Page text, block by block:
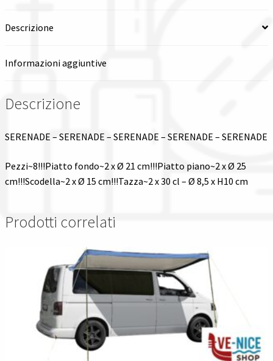
Descrizione
Informazioni aggiuntive
Descrizione
SERENADE – SERENADE – SERENADE – SERENADE – SERENADE
Pezzi~8!!!Piatto fondo~2 x Ø 21 cm!!!Piatto piano~2 x Ø 25
cm!!!Scodella~2 x Ø 15 cm!!!Tazza~2 x 30 cl – Ø 8,5 x H10 cm
Prodotti correlati